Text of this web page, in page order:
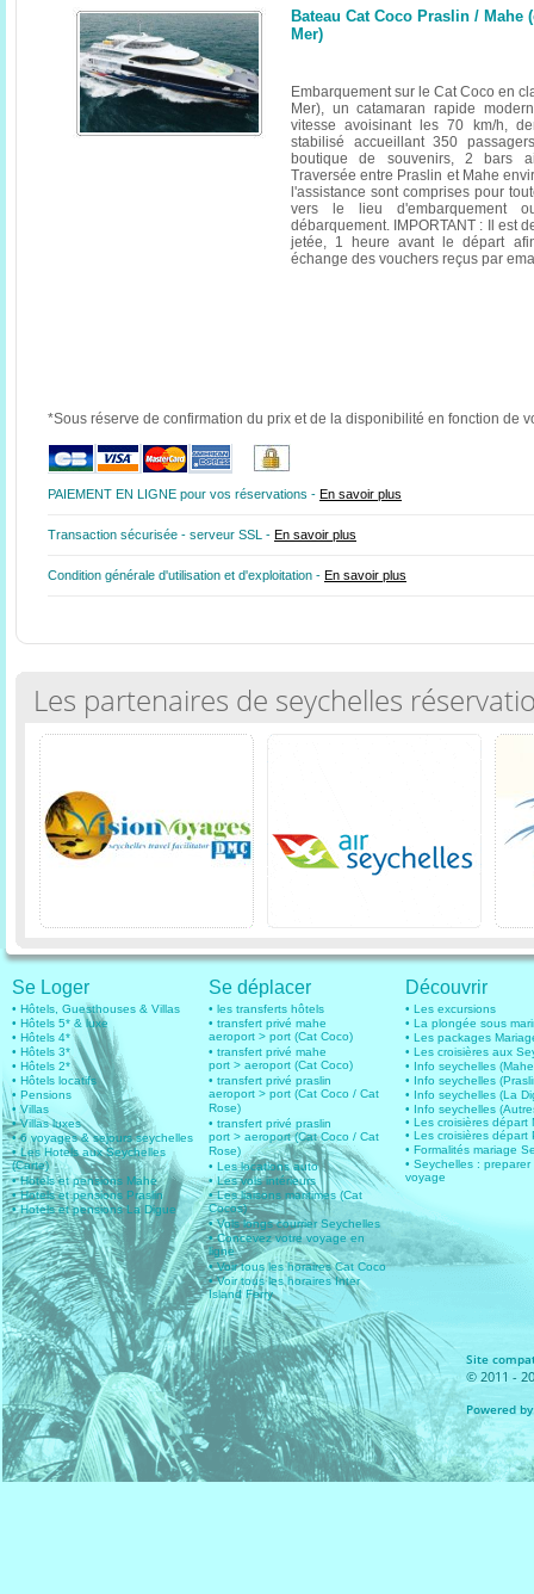
Bateau Cat Coco Praslin / Mahe
Mer)
Embarquement sur le Cat Coco en
Mer), un catamaran rapide
vitesse avoisinant les 70 km/h,
stabilisé accueillant 350
boutique de souvenirs, 2 bars
Traversée entre Praslin et Mahe
l'assistance sont comprises pour
vers le lieu
débarquement. IMPORTANT : Il est
jetée, 1 heure avant le départ
échange des vouchers reçus par
*Sous réserve de confirmation du prix et de la disponibilité en fonction de
PAIEMENT EN LIGNE pour vos réservations - En savoir plus
Transaction sécurisée - serveur SSL - En savoir plus
Condition générale d'utilisation et d'exploitation - En savoir plus
Les partenaires de seychelles
Se Loger
• Hôtels, Guesthouses & Villas
• Hôtels 5* & luxe
• Hôtels 4*
• Hôtels 3*
• Hôtels 2*
• Hôtels locatifs
• Pensions
• Villas
• Villas luxes
• 6 voyages & sejours seychelles
• Les Hotels aux Seychelles
(Carte)
• Hotels et pensions Mahe
• Hotels et pensions Praslin
• Hotels et pensions La Digue
Se déplacer
• les transferts hôtels
• transfert privé mahe
aeroport > port (Cat Coco)
• transfert privé mahe
port > aeroport (Cat Coco)
• transfert privé praslin
aeroport > port (Cat Coco / Cat
Rose)
• transfert privé praslin
port > aeroport (Cat Coco / Cat
Rose)
• Les locations auto
• Les vols intérieurs
• Les liaisons maritimes (Cat
Cocos)
• Vols longs courrier Seychelles
• Concevez votre voyage en
ligne
• Voir tous les horaires Cat Coco
• Voir tous les horaires Inter
Island Ferry
Découvrir
• Les excursions
• La plongée sous
• Les packages
• Les croisières aux
• Info seychelles
• Info seychelles
• Info seychelles (La
• Info seychelles
• Les croisières départ
• Les croisières départ
• Formalités mariage
• Seychelles : preparer
voyage
Site
© 2011 -
Powered by